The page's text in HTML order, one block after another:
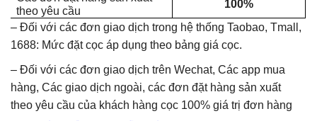
theo yêu cầu
100%
– Đối với các đơn giao dịch trong hệ thống Taobao, Tmall,
1688: Mức đặt cọc áp dụng theo bảng giá cọc.
– Đối với các đơn giao dịch trên Wechat, Các app mua
hàng, Các giao dịch ngoài, các đơn đặt hàng sản xuất
theo yêu cầu của khách hàng cọc 100% giá trị đơn hàng